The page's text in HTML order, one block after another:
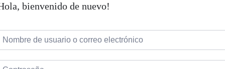
bienvenido de nuevo!